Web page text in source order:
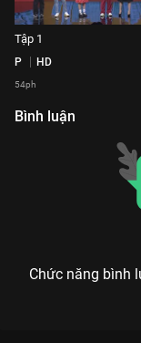
Tập 1
P HD
54ph
Bình luận
Chức năng bình